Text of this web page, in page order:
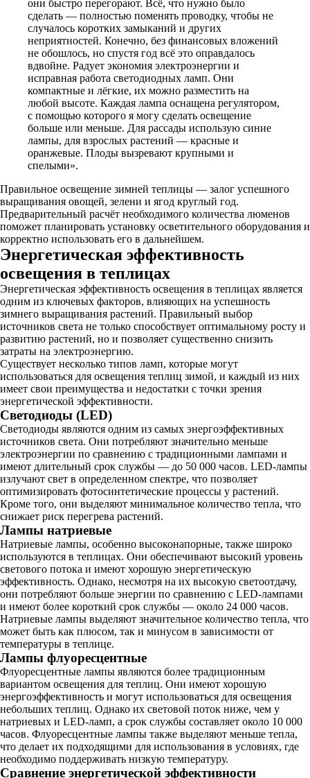
они быстро перегорают. Всё, что нужно было
сделать — полностью поменять проводку, чтобы не
случалось коротких замыканий и других
неприятностей. Конечно, без финансовых вложений
не обошлось, но спустя год всё это оправдалось
вдвойне. Радует экономия электроэнергии и
исправная работа светодиодных ламп. Они
компактные и лёгкие, их можно разместить на
любой высоте. Каждая лампа оснащена регулятором,
с помощью которого я могу сделать освещение
больше или меньше. Для рассады использую синие
лампы, для взрослых растений — красные и
оранжевые. Плоды вызревают крупными и
спелыми».
Правильное освещение зимней теплицы — залог успешного
выращивания овощей, зелени и ягод круглый год.
Предварительный расчёт необходимого количества люменов
поможет планировать установку осветительного оборудования и
корректно использовать его в дальнейшем.
Энергетическая эффективность
освещения в теплицах
Энергетическая эффективность освещения в теплицах является
одним из ключевых факторов, влияющих на успешность
зимнего выращивания растений. Правильный выбор
источников света не только способствует оптимальному росту и
развитию растений, но и позволяет существенно снизить
затраты на электроэнергию.
Существует несколько типов ламп, которые могут
использоваться для освещения теплиц зимой, и каждый из них
имеет свои преимущества и недостатки с точки зрения
энергетической эффективности.
Светодиоды (LED)
Светодиоды являются одним из самых энергоэффективных
источников света. Они потребляют значительно меньше
электроэнергии по сравнению с традиционными лампами и
имеют длительный срок службы — до 50 000 часов. LED-лампы
излучают свет в определенном спектре, что позволяет
оптимизировать фотосинтетические процессы у растений.
Кроме того, они выделяют минимальное количество тепла, что
снижает риск перегрева растений.
Лампы натриевые
Натриевые лампы, особенно высоконапорные, также широко
используются в теплицах. Они обеспечивают высокий уровень
светового потока и имеют хорошую энергетическую
эффективность. Однако, несмотря на их высокую светоотдачу,
они потребляют больше энергии по сравнению с LED-лампами
и имеют более короткий срок службы — около 24 000 часов.
Натриевые лампы выделяют значительное количество тепла, что
может быть как плюсом, так и минусом в зависимости от
температуры в теплице.
Лампы флуоресцентные
Флуоресцентные лампы являются более традиционным
вариантом освещения для теплиц. Они имеют хорошую
энергоэффективность и могут использоваться для освещения
небольших теплиц. Однако их световой поток ниже, чем у
натриевых и LED-ламп, а срок службы составляет около 10 000
часов. Флуоресцентные лампы также выделяют меньше тепла,
что делает их подходящими для использования в условиях, где
необходимо поддерживать низкую температуру.
Сравнение энергетической эффективности